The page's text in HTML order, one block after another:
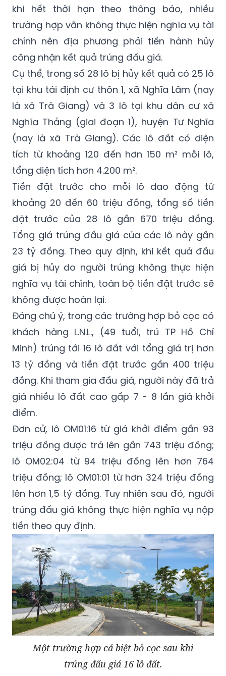
khi hết thời hạn theo thông báo, nhiều
trường hợp vẫn không thực hiện nghĩa vụ tài
chính nên địa phương phải tiến hành hủy
công nhận kết quả trúng đấu giá.
Cụ thể, trong số 28 lô bị hủy kết quả có 25 lô
tại khu tái định cư thôn 1, xã Nghĩa Lâm (nay
là xã Trà Giang) và 3 lô tại khu dân cư xã
Nghĩa Thắng (giai đoạn 1), huyện Tư Nghĩa
(nay là xã Trà Giang). Các lô đất có diện
tích từ khoảng 120 đến hơn 150 m² mỗi lô,
tổng diện tích hơn 4.200 m².
Tiền đặt trước cho mỗi lô dao động từ
khoảng 20 đến 60 triệu đồng, tổng số tiền
đặt trước của 28 lô gần 670 triệu đồng.
Tổng giá trúng đấu giá của các lô này gần
23 tỷ đồng. Theo quy định, khi kết quả đấu
giá bị hủy do người trúng không thực hiện
nghĩa vụ tài chính, toàn bộ tiền đặt trước sẽ
không được hoàn lại.
Đáng chú ý, trong các trường hợp bỏ cọc có
khách hàng L.N.L., (49 tuổi, trú TP Hồ Chí
Minh) trúng tới 16 lô đất với tổng giá trị hơn
13 tỷ đồng và tiền đặt trước gần 400 triệu
đồng. Khi tham gia đấu giá, người này đã trả
giá nhiều lô đất cao gấp 7 - 8 lần giá khởi
điểm.
Đơn cử, lô OM01:16 từ giá khởi điểm gần 93
triệu đồng được trả lên gần 743 triệu đồng;
lô OM02:04 từ 94 triệu đồng lên hơn 764
triệu đồng; lô OM01:01 từ hơn 324 triệu đồng
lên hơn 1,5 tỷ đồng. Tuy nhiên sau đó, người
trúng đấu giá không thực hiện nghĩa vụ nộp
tiền theo quy định.
Một trường hợp cá biệt bỏ cọc sau khi
trúng đấu giá 16 lô đất.